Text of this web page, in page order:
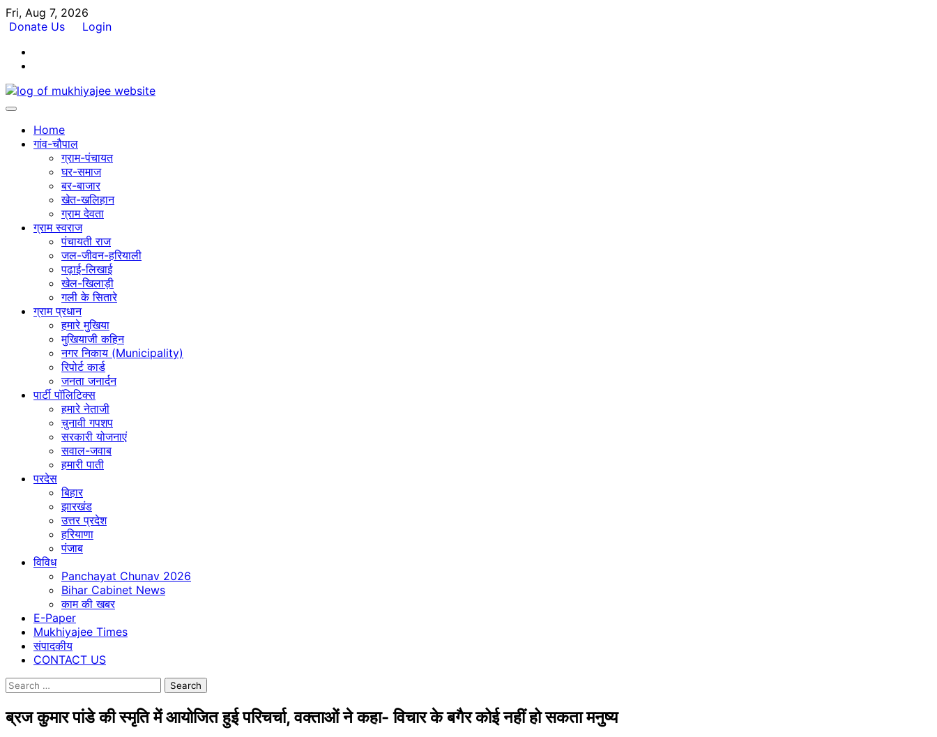
Skip
to
Fri, Aug 7, 2026
Donate Us
Login
Home
गांव-चौपाल
ग्राम-पंचायत
घर-समाज
बर-बाजार
खेत-खलिहान
ग्राम देवता
ग्राम स्वराज
पंचायती राज
जल-जीवन-हरियाली
पढ़ाई-लिखाई
खेल-खिलाड़ी
गली के सितारे
ग्राम प्रधान
हमारे मुखिया
मुखियाजी कहिन
नगर निकाय (Municipality)
रिपोर्ट कार्ड
जनता जनार्दन
पार्टी पॉलिटिक्स
हमारे नेताजी
चुनावी गपशप
सरकारी योजनाएं
सवाल-जवाब
हमारी पाती
परदेस
बिहार
झारखंड
उत्तर प्रदेश
हरियाणा
पंजाब
विविध
Panchayat Chunav 2026
Bihar Cabinet News
काम की खबर
E-Paper
Mukhiyajee Times
संपादकीय
CONTACT US
Search
ब्रज कुमार पांडे की स्मृति में आयोजित हुई परिचर्चा, वक्ताओं ने कहा- विचार के बगैर कोई नहीं हो सकता मनुष्य